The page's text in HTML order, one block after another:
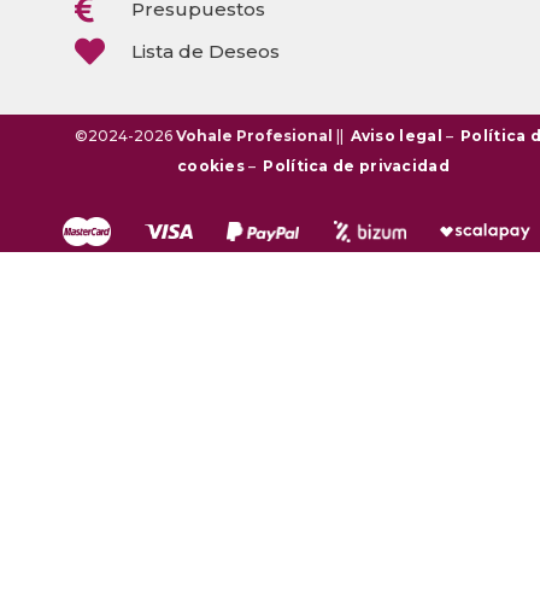
 Presupuestos
 Lista de Deseos
©2024-2026 Vohale Profesional Aviso legal – Política
cookies– Política de privacidad